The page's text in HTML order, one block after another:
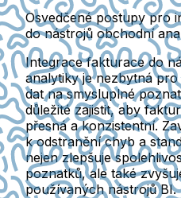
Osvedčené postupy pro
do nástrojů obchodní
Integrace fakturace do
analytiky je nezbytná
dat na smysluplné
důležité zajistit, aby
přesná a konzistentní.
k odstranění chyb a
nejen zlepšuje
poznatků, ale také
používaných nástrojů BI.